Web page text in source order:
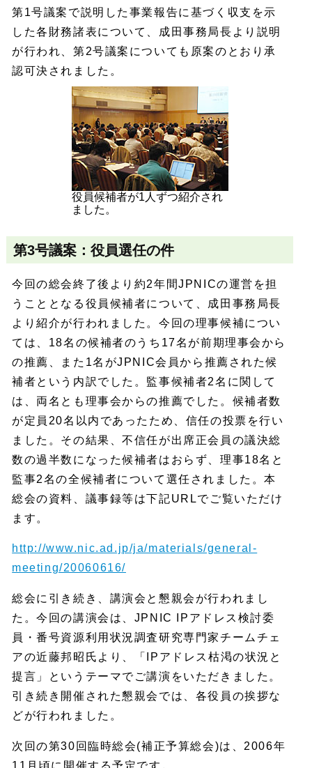
第1号議案で説明した事業報告に基づく収支を示
した各財務諸表について、成田事務局長より説明
が行われ、第2号議案についても原案のとおり承
認可決されました。
役員候補者が1人ずつ紹介され
ました。
第3号議案：役員選任の件
今回の総会終了後より約2年間JPNICの運営を担
うこととなる役員候補者について、成田事務局長
より紹介が行われました。今回の理事候補につい
ては、18名の候補者のうち17名が前期理事会から
の推薦、また1名がJPNIC会員から推薦された候
補者という内訳でした。監事候補者2名に関して
は、両名とも理事会からの推薦でした。候補者数
が定員20名以内であったため、信任の投票を行い
ました。その結果、不信任が出席正会員の議決総
数の過半数になった候補者はおらず、理事18名と
監事2名の全候補者について選任されました。本
総会の資料、議事録等は下記URLでご覧いただけ
ます。
http://www.nic.ad.jp/ja/materials/general-
meeting/20060616/
総会に引き続き、講演会と懇親会が行われまし
た。今回の講演会は、JPNIC IPアドレス検討委
員・番号資源利用状況調査研究専門家チームチェ
アの近藤邦昭氏より、「IPアドレス枯渇の状況と
提言」というテーマでご講演をいただきました。
引き続き開催された懇親会では、各役員の挨拶な
どが行われました。
次回の第30回臨時総会(補正予算総会)は、2006年
11月頃に開催する予定です。